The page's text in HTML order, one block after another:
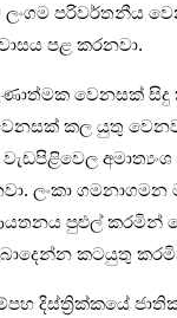
ලංගම පරිවර්තනීය
පළ කරනවා.
වෙනසක්
කල යුතු
වැඩපිළිවෙල
ලංකා
පුළුල් කරමින්
කටයුතු
දිස්ත්‍රික්කයේ